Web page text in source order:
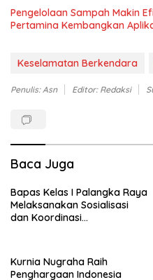
Pengelolaan Sampah Makin
Pertamina Kembangkan
Keselamatan Berkendara
Penulis: Asn Editor: Redaksi
Baca Juga
Bapas Kelas I Palangka Raya
Melaksanakan Sosialisasi
dan Koordinasi
Kurnia Nugraha Raih
Penghargaan Indonesia